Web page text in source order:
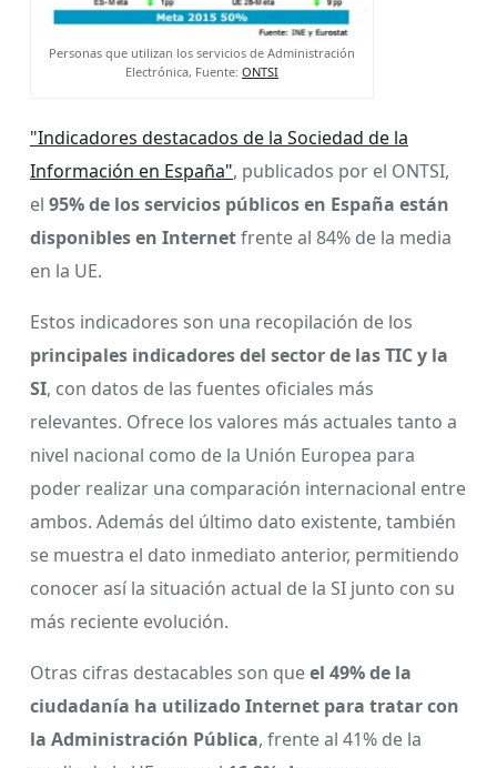
Personas que utilizan los servicios de Administración
Electrónica, Fuente: ONTSI
"Indicadores destacados de la Sociedad de la
Información en España", publicados por el ONTSI,
el 95% de los servicios públicos en España están
disponibles en Internetfrente al 84% de la media
en la UE.
Estos indicadores son una recopilación de los
principales indicadores del sector de las TIC y la
SI, con datos de las fuentes oficiales más
relevantes. Ofrece los valores más actuales tanto a
nivel nacional como de la Unión Europea para
poder realizar una comparación internacional entre
ambos. Además del último dato existente, también
se muestra el dato inmediato anterior, permitiendo
conocer así la situación actual de la SI junto con su
más reciente evolución.
Otras cifras destacables son queel 49% de la
ciudadanía ha utilizado Internet para tratar con
la Administración Pública, frente al 41% de la